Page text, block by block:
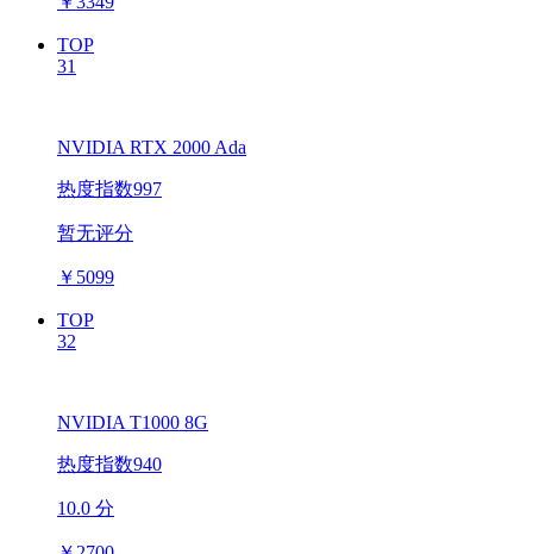
TOP
31
NVIDIA RTX 2000 Ada
热度指数997
暂无评分
￥ 5099
TOP
32
NVIDIA T1000 8G
热度指数940
10.0 分